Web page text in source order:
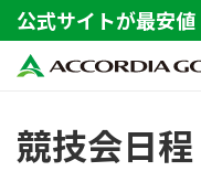
公式サイトが最安値
競技会日程